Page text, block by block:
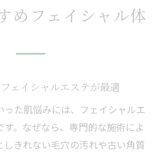
めフェイシャル体
ェイシャルエステが最適
った肌悩みには、フェイシャルエ
。なぜなら、専門的な施術によ
しきれない毛穴の汚れや古い角質